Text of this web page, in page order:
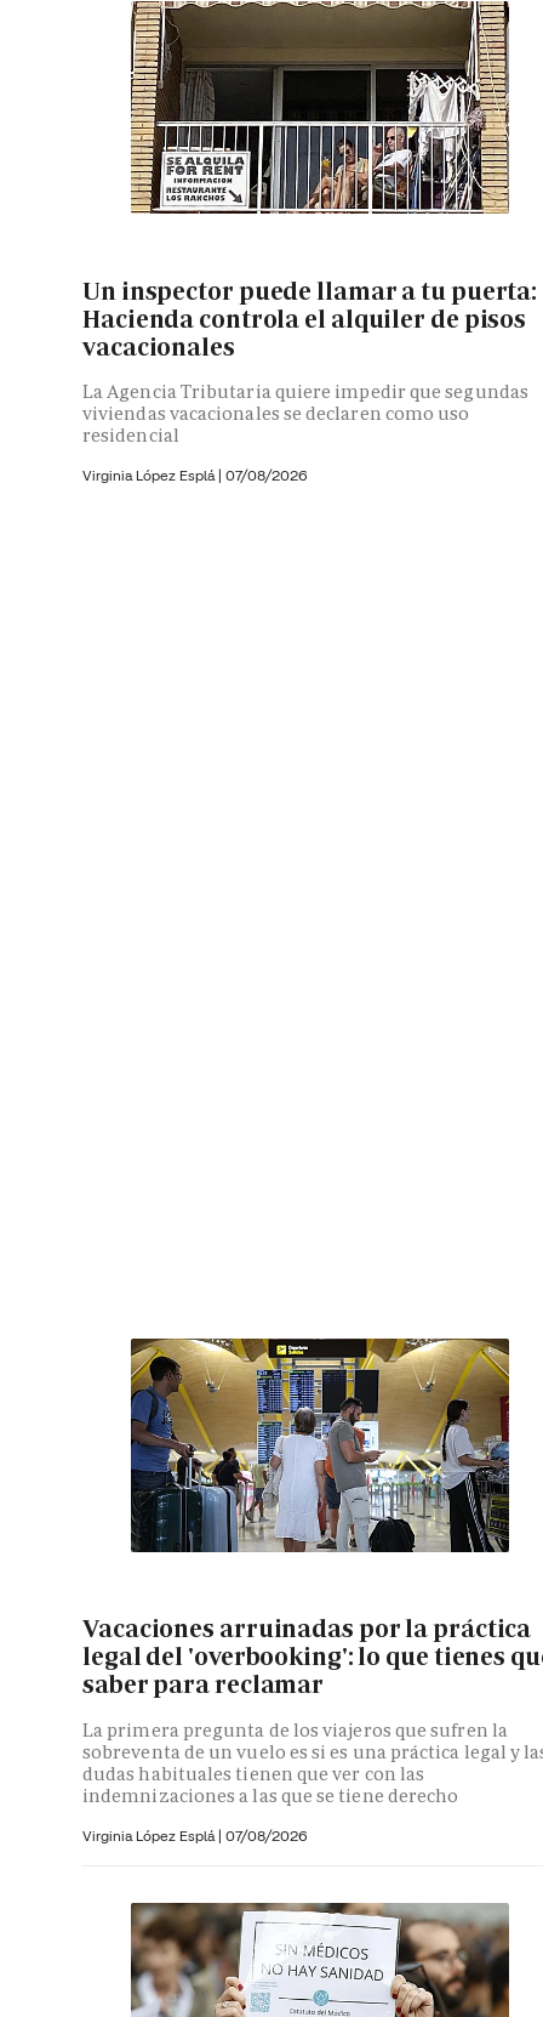
Un inspector puede llamar a tu puerta:
Hacienda controla el alquiler de pisos
vacacionales
La Agencia Tributaria quiere impedir que segundas
viviendas vacacionales se declaren como uso
residencial
Virginia López Esplá | 07/08/2026
Vacaciones arruinadas por la práctica
legal del 'overbooking': lo que tienes
saber para reclamar
La primera pregunta de los viajeros que sufren la
sobreventa de un vuelo es si es una práctica legal y
dudas habituales tienen que ver con las
indemnizaciones a las que se tiene derecho
Virginia López Esplá | 07/08/2026